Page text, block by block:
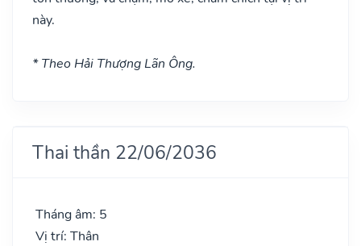
này.
* Theo Hải Thượng Lãn Ông.
Thai thần 22/06/2036
Tháng âm: 5
Vị trí: Thân